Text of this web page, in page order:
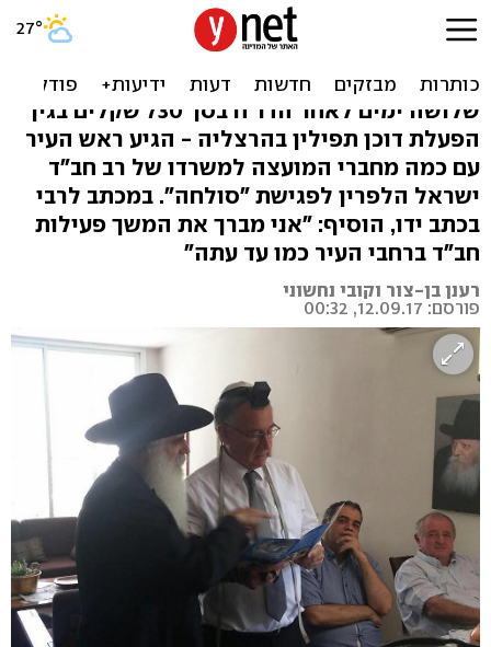
דו"ח התפילין: ראש העיר
התנצל - והעביר מכתב לרבי
שלושה ימים לאחר הדו"ח בסך 730 שקלים בגין
הפעלת דוכן תפילין בהרצליה - הגיע ראש העיר
עם כמה מחברי המועצה למשרדו של רב חב"ד
ישראל הלפרין לפגישת "סולחה". במכתב לרבי
בכתב ידו, הוסיף: "אני מברך את המשך פעילות
חב"ד ברחבי העיר כמו עד עתה"
רענן בן-צור וקובי נחשוני
פורסם: 12.09.17, 00:32